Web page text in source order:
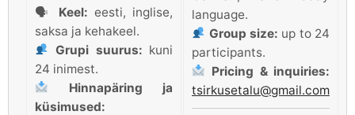
🗣 Keel: eesti, inglise,
saksa ja kehakeel.
Grupi suurus: kuni
24 inimest.
Hinnapäring ja
küsimused:
language.
Group size: up to 24
participants.
Pricing & inquiries:
tsirkusetalu@gmail.com